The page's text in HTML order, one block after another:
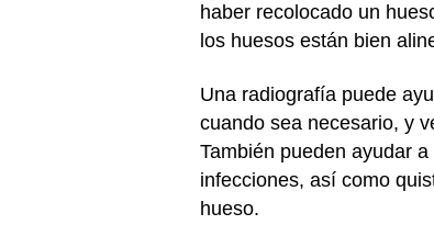
haber recolocado un
los huesos están bien
Una radiografía puede
cuando sea necesario, y
También pueden ayudar
infecciones, así como
hueso.